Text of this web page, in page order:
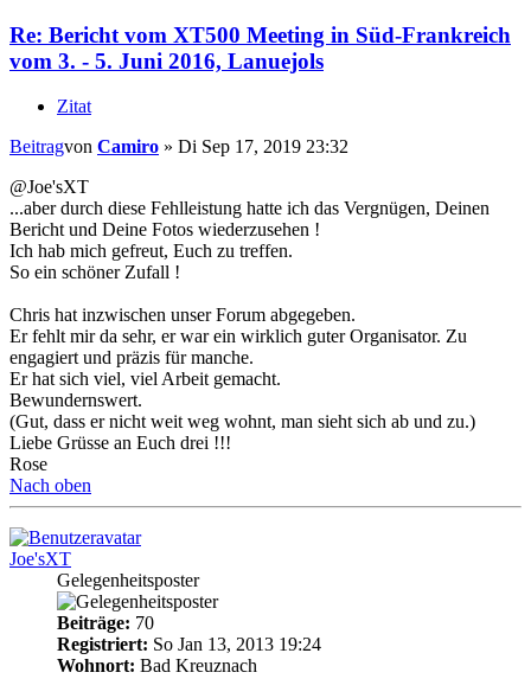
Re: Bericht vom XT500 Meeting in Süd-Frankreich
vom 3. - 5. Juni 2016, Lanuejols
Zitat
Beitragvon Camiro » Di Sep 17, 2019 23:32
@Joe'sXT
...aber durch diese Fehlleistung hatte ich das Vergnügen, Deinen
Bericht und Deine Fotos wiederzusehen !
Ich hab mich gefreut, Euch zu treffen.
So ein schöner Zufall !
Chris hat inzwischen unser Forum abgegeben.
Er fehlt mir da sehr, er war ein wirklich guter Organisator. Zu
engagiert und präzis für manche.
Er hat sich viel, viel Arbeit gemacht.
Bewundernswert.
(Gut, dass er nicht weit weg wohnt, man sieht sich ab und zu.)
Liebe Grüsse an Euch drei !!!
Rose
Nach oben
Joe'sXT
Gelegenheitsposter
Beiträge: 70
Registriert: So Jan 13, 2013 19:24
Wohnort: Bad Kreuznach